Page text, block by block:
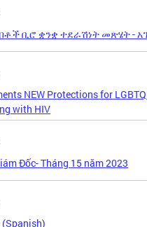
ቢሮ ቋንቋ ተደራሽነት መጽሄት -
NEW Protections for
with HIV
Đốc- Tháng 15 năm 2023